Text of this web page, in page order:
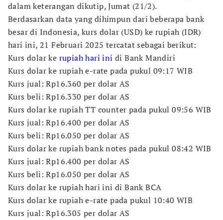
dalam keterangan dikutip, Jumat (21/2).
Berdasarkan data yang dihimpun dari beberapa bank
besar di Indonesia, kurs dolar (USD) ke rupiah (IDR)
hari ini, 21 Februari 2025 tercatat sebagai berikut:
Kurs dolar ke rupiah hari ini di Bank Mandiri
Kurs dolar ke rupiah e-rate pada pukul 09:17 WIB
Kurs jual: Rp16.360 per dolar AS
Kurs beli: Rp16.330 per dolar AS
Kurs dolar ke rupiah TT counter pada pukul 09:56 WIB
Kurs jual: Rp16.400 per dolar AS
Kurs beli: Rp16.050 per dolar AS
Kurs dolar ke rupiah bank notes pada pukul 08:42 WIB
Kurs jual: Rp16.400 per dolar AS
Kurs beli: Rp16.050 per dolar AS
Kurs dolar ke rupiah hari ini di Bank BCA
Kurs dolar ke rupiah e-rate pada pukul 10:40 WIB
Kurs jual: Rp16.305 per dolar AS